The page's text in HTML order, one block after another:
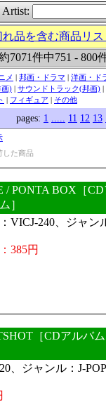
Artist:
品を含む商品リ
7071件中751 - 800
メ | 邦画・ドラマ | 洋画・ド
画) | サウンドトラック(邦画) |
| フィギュア | その他
pages: 1 ..... 11 12 13
した商品
/ PONTA BOX［
］
VICJ-240、ジャン
385円
［CDアルバ
、ジャンル：J-POP